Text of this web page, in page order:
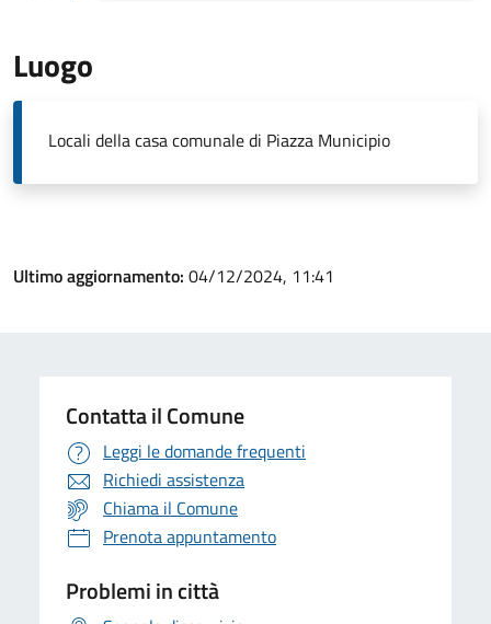
Luogo
Locali della casa comunale di Piazza Municipio
Ultimo aggiornamento: 04/12/2024, 11:41
Contatta il Comune
Leggi le domande frequenti
Richiedi assistenza
Chiama il Comune
Prenota appuntamento
Problemi in città